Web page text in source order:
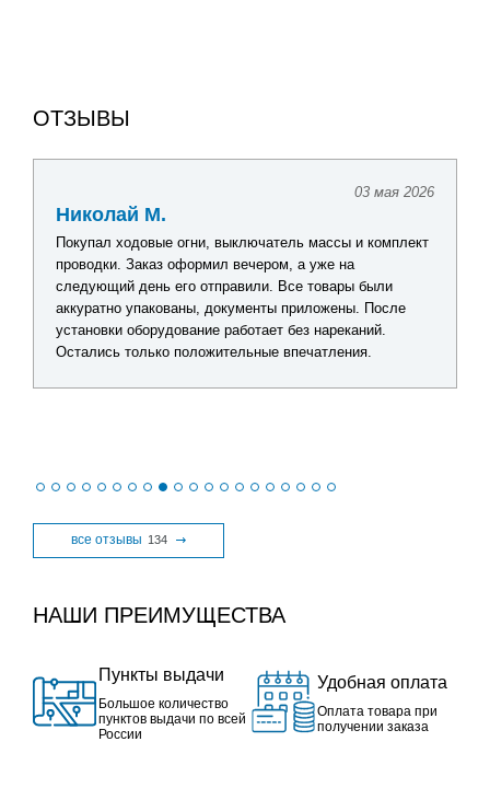
ОТЗЫВЫ
03 мая 2026
Николай М.
Покупал ходовые огни, выключатель массы и комплект
проводки. Заказ оформил вечером, а уже на
следующий день его отправили. Все товары были
аккуратно упакованы, документы приложены. После
установки оборудование работает без нареканий.
Остались только положительные впечатления.
все отзывы 134
НАШИ ПРЕИМУЩЕСТВА
Пункты выдачи
Большое количество
пунктов выдачи по всей
России
Удобная оплата
Оплата товара при
получении заказа